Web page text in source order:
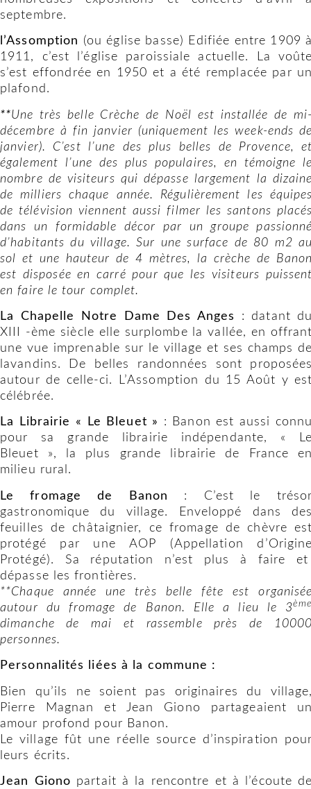
septembre.
l’Assomption (ou église basse) Edifiée entre 1909
1911, c’est l’église paroissiale actuelle. La
s’est effondrée en 1950 et a été remplacée par
plafond.
**Une très belle Crèche de Noël est installée de
décembre à fin janvier (uniquement les week-ends
janvier). C’est l’une des plus belles de Provence,
également l’une des plus populaires, en témoigne
nombre de visiteurs qui dépasse largement la
de milliers chaque année. Régulièrement les
de télévision viennent aussi filmer les santons
dans un formidable décor par un groupe
d’habitants du village. Sur une surface de 80 m2
sol et une hauteur de 4 mètres, la crèche de
est disposée en carré pour que les visiteurs
en faire le tour complet.
La Chapelle Notre Dame Des Anges : datant
XIII -ème siècle elle surplombe la vallée, en
une vue imprenable sur le village et ses champs
lavandins. De belles randonnées sont
autour de celle-ci. L’Assomption du 15 Août y
célébrée.
La Librairie « Le Bleuet »
: Banon est aussi
pour sa grande librairie indépendante, «
Bleuet », la plus grande librairie de France
milieu rural.
Le fromage de Banon
: C’est le
gastronomique du village. Enveloppé dans
feuilles de châtaignier, ce fromage de chèvre
protégé par une AOP (Appellation
Protégé). Sa réputation n’est plus à faire
dépasse les frontières.
**Chaque année une très belle fête est
autour du fromage de Banon. Elle a lieu le 3
dimanche de mai et rassemble près de
personnes.
Personnalités liées à la commune :
Bien qu’ils ne soient pas originaires du
Pierre Magnan et Jean Giono partageaient
amour profond pour Banon.
Le village fût une réelle source d’inspiration
leurs écrits.
Jean Giono partait à la rencontre et à l’écoute